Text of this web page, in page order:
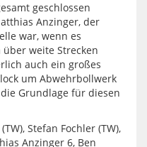
geschlossen
Anzinger, der
war, wenn es
weite Strecken
auch ein großes
um Abwehrbollwerk
Grundlage für diesen
Stefan Fochler (TW),
Anzinger 6, Ben